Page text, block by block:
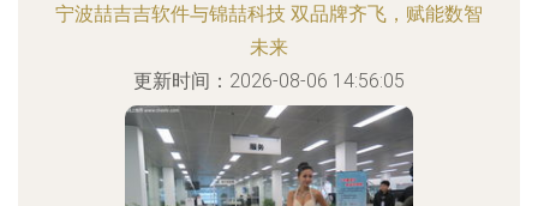
宁波喆吉吉软件与锦喆科技 双品牌齐飞，赋能数智
未来
更新时间：2026-08-06 14:56:05